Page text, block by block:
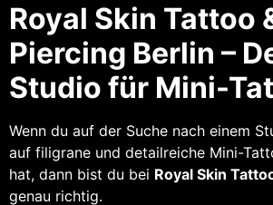
Royal Skin Tattoo
Piercing Berlin –
Studio für Mini-
Wenn du auf der Suche nach einem
auf filigrane und detailreiche Mini-
hat, dann bist du bei Royal Skin
genau richtig.